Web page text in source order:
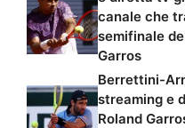
canale che
semifinale
Garros
Berrettini-
streaming e
Roland